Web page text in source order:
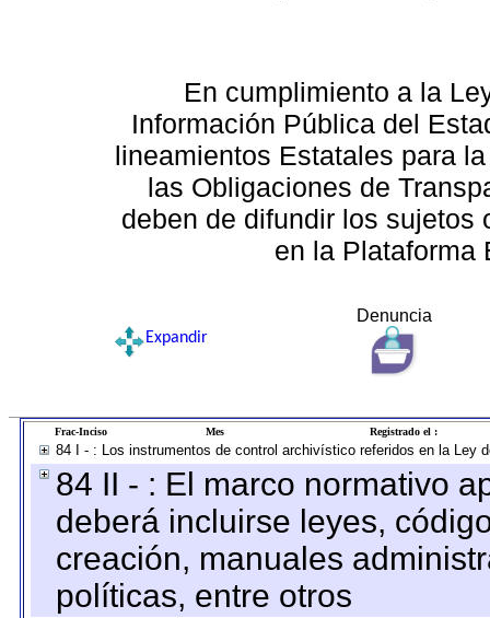
En cumplimiento a la
Información Pública del
lineamientos Estatales para
las Obligaciones de
deben de difundir los sujetos
en la Plataforma
Denuncia
Expandir
Frac-Inciso Mes Registrado el :
84 I - : Los instrumentos de control archivístico referidos en la Ley
84 II - : El marco normativo
deberá incluirse leyes,
creación, manuales
políticas, entre otros